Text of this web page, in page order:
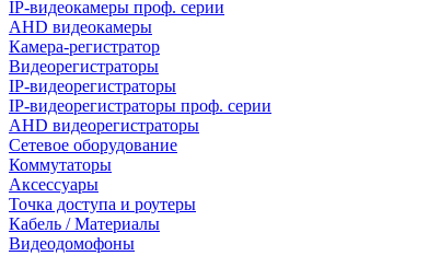
IP-видеокамеры проф. серии
AHD видеокамеры
Камера-регистратор
Видеорегистраторы
IP-видеорегистраторы
IP-видеорегистраторы проф. серии
AHD видеорегистраторы
Сетевое оборудование
Коммутаторы
Аксессуары
Точка доступа и роутеры
Кабель / Материалы
Видеодомофоны